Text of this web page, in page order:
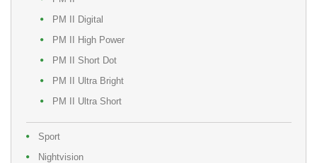
PM II Digital
PM II High Power
PM II Short Dot
PM II Ultra Bright
PM II Ultra Short
Sport
Nightvision